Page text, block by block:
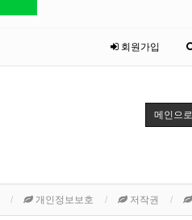
회원가입
메인으로
개인정보보호 저작권